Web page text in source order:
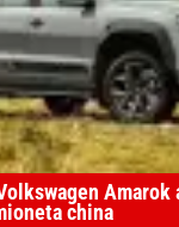
Amarok
china